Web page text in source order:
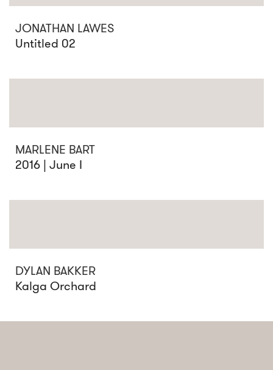
JONATHAN LAWES
Untitled 02
MARLENE BART
2016 | June I
DYLAN BAKKER
Kalga Orchard